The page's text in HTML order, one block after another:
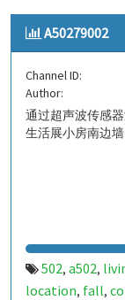
indoor,indoor
ilq,chid
A50279002
Channel ID:
Author:
通过超声波传感
生活展小房南边墙
502, a502,
location, fall,